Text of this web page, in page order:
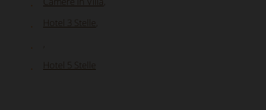
Hotel 3 Stelle
Hotel 5 Stelle